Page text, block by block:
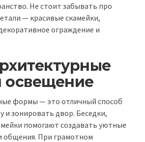
Не стоит забывать про
— красивые скамейки,
ограждение и
формы — это отличный способ
и зонировать двор. Беседки,
помогают создавать уютные
общения. При грамотном